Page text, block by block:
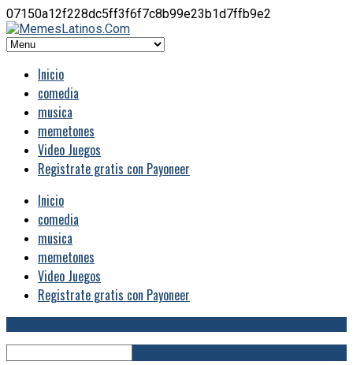
07150a12f228dc5ff3f6f7c8b99e23b1d7ffb9e2
Inicio
comedia
musica
memetones
Video Juegos
Registrate gratis con Payoneer
Inicio
comedia
musica
memetones
Video Juegos
Registrate gratis con Payoneer